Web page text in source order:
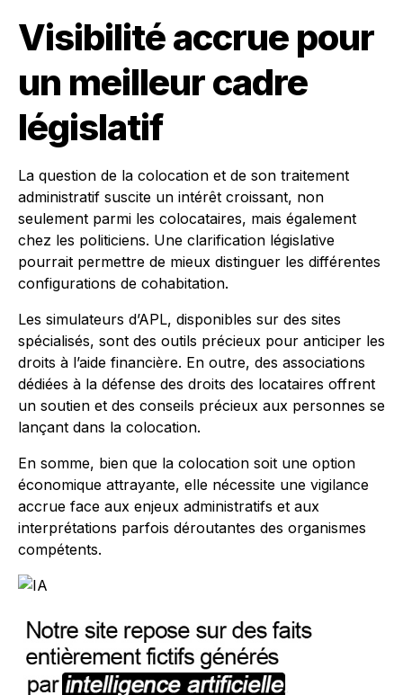
Visibilité accrue pour
un meilleur cadre
législatif
La question de la colocation et de son traitement
administratif suscite un intérêt croissant, non
seulement parmi les colocataires, mais également
chez les politiciens. Une clarification législative
pourrait permettre de mieux distinguer les différentes
configurations de cohabitation.
Les simulateurs d’APL, disponibles sur des sites
spécialisés, sont des outils précieux pour anticiper les
droits à l’aide financière. En outre, des associations
dédiées à la défense des droits des locataires offrent
un soutien et des conseils précieux aux personnes se
lançant dans la colocation.
En somme, bien que la colocation soit une option
économique attrayante, elle nécessite une vigilance
accrue face aux enjeux administratifs et aux
interprétations parfois déroutantes des organismes
compétents.